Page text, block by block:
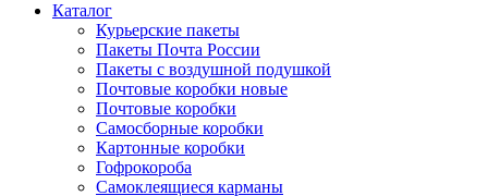
Каталог
Курьерские пакеты
Пакеты Почта России
Пакеты с воздушной подушкой
Почтовые коробки новые
Почтовые коробки
Самосборные коробки
Картонные коробки
Гофрокороба
Самоклеящиеся карманы